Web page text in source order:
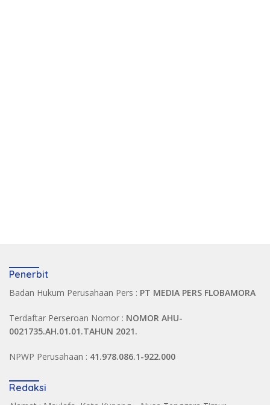
Penerbit
Badan Hukum Perusahaan Pers : PT MEDIA PERS FLOBAMORA
Terdaftar Perseroan Nomor : NOMOR AHU-
0021735.AH.01.01.TAHUN 2021.
NPWP Perusahaan : 41.978.086.1-922.000
Redaksi